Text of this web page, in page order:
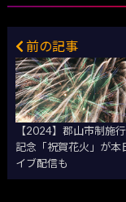
前の記事
【2024】郡山市制施
記念「祝賀花火」が本
イブ配信も